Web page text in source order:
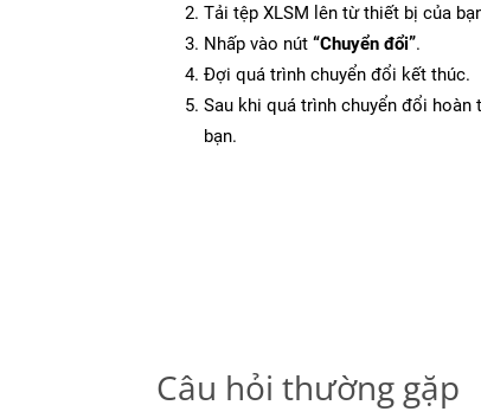
Tải tệp XLSM lên từ thiết bị của
Nhấp vào nút “Chuyển đổi”.
Đợi quá trình chuyển đổi kết thúc.
Sau khi quá trình chuyển đổi hoàn
bạn.
Câu hỏi thường gặp